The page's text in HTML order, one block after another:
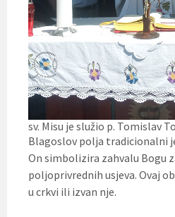
sv. Misu je služio p. Tomislav
Blagoslov polja tradicionalni
On simbolizira zahvalu Bogu
poljoprivrednih usjeva. Ovaj
u crkvi ili izvan nje.